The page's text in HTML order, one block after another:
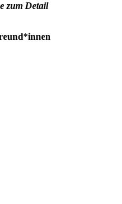
zum Detail